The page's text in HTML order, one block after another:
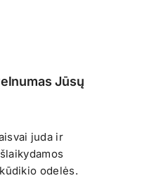
Jūsų
juda ir
odelės.